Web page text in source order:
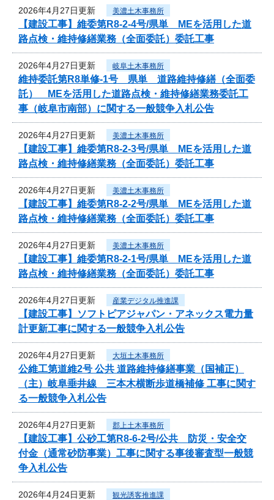
2026年4月27日更新 美濃土木事務所
【建設工事】維委第R8-2-4号/県単 MEを活用した道
路点検・維持修繕業務（全面委託）委託工事
2026年4月27日更新 岐阜土木事務所
維持委託第R8単修-1号 県単 道路維持修繕（全面委
託） MEを活用した道路点検・維持修繕業務委託工
事（岐阜市南部）に関する一般競争入札公告
2026年4月27日更新 美濃土木事務所
【建設工事】維委第R8-2-3号/県単 MEを活用した道
路点検・維持修繕業務（全面委託）委託工事
2026年4月27日更新 美濃土木事務所
【建設工事】維委第R8-2-2号/県単 MEを活用した道
路点検・維持修繕業務（全面委託）委託工事
2026年4月27日更新 美濃土木事務所
【建設工事】維委第R8-2-1号/県単 MEを活用した道
路点検・維持修繕業務（全面委託）委託工事
2026年4月27日更新 産業デジタル推進課
【建設工事】ソフトピアジャパン・アネックス電力量
計更新工事に関する一般競争入札公告
2026年4月27日更新 大垣土木事務所
公維工第道維2号 公共 道路維持修繕事業（国補正）
（主）岐阜垂井線 三本木横断歩道橋補修 工事に関す
る一般競争入札公告
2026年4月27日更新 郡上土木事務所
【建設工事】公砂工第R8-6-2号/公共 防災・安全交
付金（通常砂防事業）工事に関する事後審査型一般競
争入札公告
2026年4月24日更新 観光誘客推進課